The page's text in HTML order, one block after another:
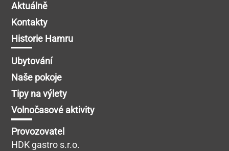
Aktuálně
Kontakty
Historie Hamru
Ubytování
Naše pokoje
Tipy na výlety
Volnočasové aktivity
Provozovatel
HDK gastro s.r.o.